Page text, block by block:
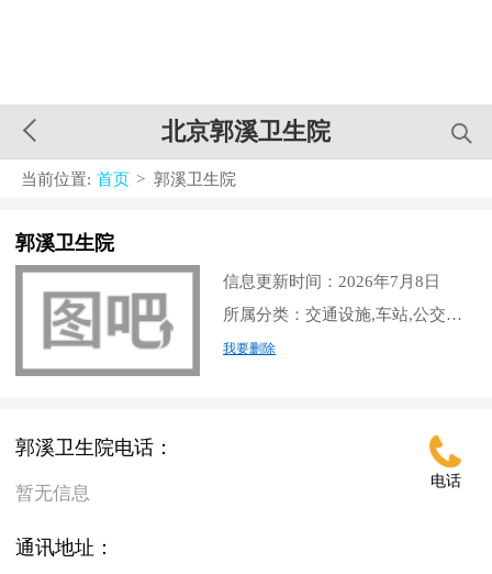
北京郭溪卫生院
当前位置: 首页 > 郭溪卫生院
郭溪卫生院
信息更新时间：2026年7月8日
所属分类：交通设施,车站,公交车站
我要删除
电话
郭溪卫生院电话：
暂无信息
通讯地址：